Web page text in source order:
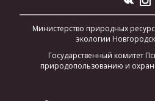
Министерство природных
экологии
Государственный комитет
природопользованию и